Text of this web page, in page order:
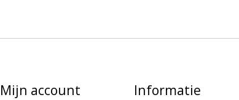
Mijn account Informatie